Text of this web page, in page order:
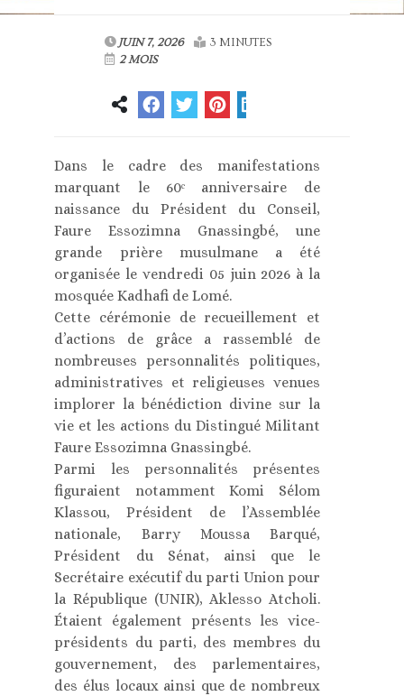
JUIN 7, 2026
3 MINUTES
2 MOIS
Dans le cadre des manifestations
marquant le 60ᵉ anniversaire de
naissance du Président du Conseil,
Faure Essozimna Gnassingbé, une
grande prière musulmane a été
organisée le vendredi 05 juin 2026 à la
mosquée Kadhafi de Lomé.
Cette cérémonie de recueillement et
d’actions de grâce a rassemblé de
nombreuses personnalités politiques,
administratives et religieuses venues
implorer la bénédiction divine sur la
vie et les actions du Distingué Militant
Faure Essozimna Gnassingbé.
Parmi les personnalités présentes
figuraient notamment Komi Sélom
Klassou, Président de l’Assemblée
nationale, Barry Moussa Barqué,
Président du Sénat, ainsi que le
Secrétaire exécutif du parti Union pour
la République (UNIR), Aklesso Atcholi.
Étaient également présents les vice-
présidents du parti, des membres du
gouvernement, des parlementaires,
des élus locaux ainsi que de nombreux